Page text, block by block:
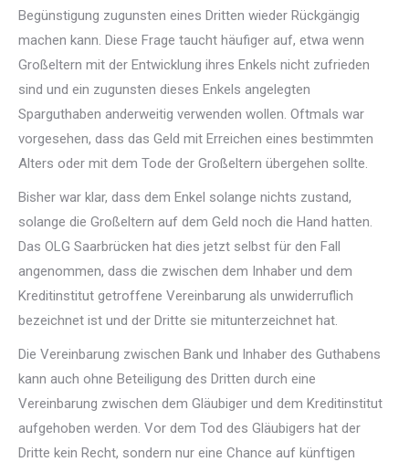
Begünstigung zugunsten eines Dritten wieder Rückgängig
machen kann. Diese Frage taucht häufiger auf, etwa wenn
Großeltern mit der Entwicklung ihres Enkels nicht zufrieden
sind und ein zugunsten dieses Enkels angelegten
Sparguthaben anderweitig verwenden wollen. Oftmals war
vorgesehen, dass das Geld mit Erreichen eines bestimmten
Alters oder mit dem Tode der Großeltern übergehen sollte.
Bisher war klar, dass dem Enkel solange nichts zustand,
solange die Großeltern auf dem Geld noch die Hand hatten.
Das OLG Saarbrücken hat dies jetzt selbst für den Fall
angenommen, dass die zwischen dem Inhaber und dem
Kreditinstitut getroffene Vereinbarung als unwiderruflich
bezeichnet ist und der Dritte sie mitunterzeichnet hat.
Die Vereinbarung zwischen Bank und Inhaber des Guthabens
kann auch ohne Beteiligung des Dritten durch eine
Vereinbarung zwischen dem Gläubiger und dem Kreditinstitut
aufgehoben werden. Vor dem Tod des Gläubigers hat der
Dritte kein Recht, sondern nur eine Chance auf künftigen